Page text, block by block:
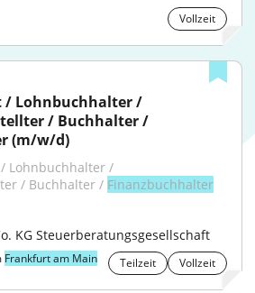
Vollzeit
/ Lohnbuchhalter /
/ Buchhalter /
(m/w/d)
Lohnbuchhalter /
/ Buchhalter / Finanzbuchhalter
KG Steuerberatungsgesellschaft
Frankfurt am Main Teilzeit Vollzeit